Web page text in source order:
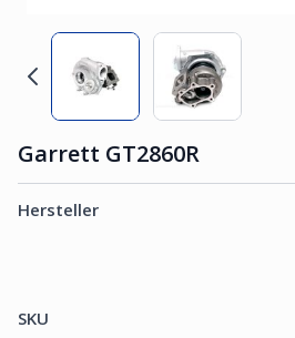
Garrett GT2860R
Hersteller
SKU